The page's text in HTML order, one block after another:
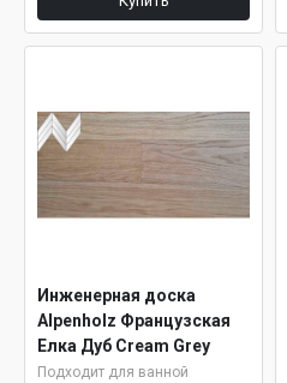
Инженерная доска
Alpenholz Французская
Елка Дуб Cream Grey
Подходит для ванной